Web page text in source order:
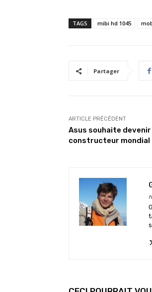
TAGS mibi hd 1045
Partager
ARTICLE PRÉCÉDENT
Asus souhaite devenir
constructeur